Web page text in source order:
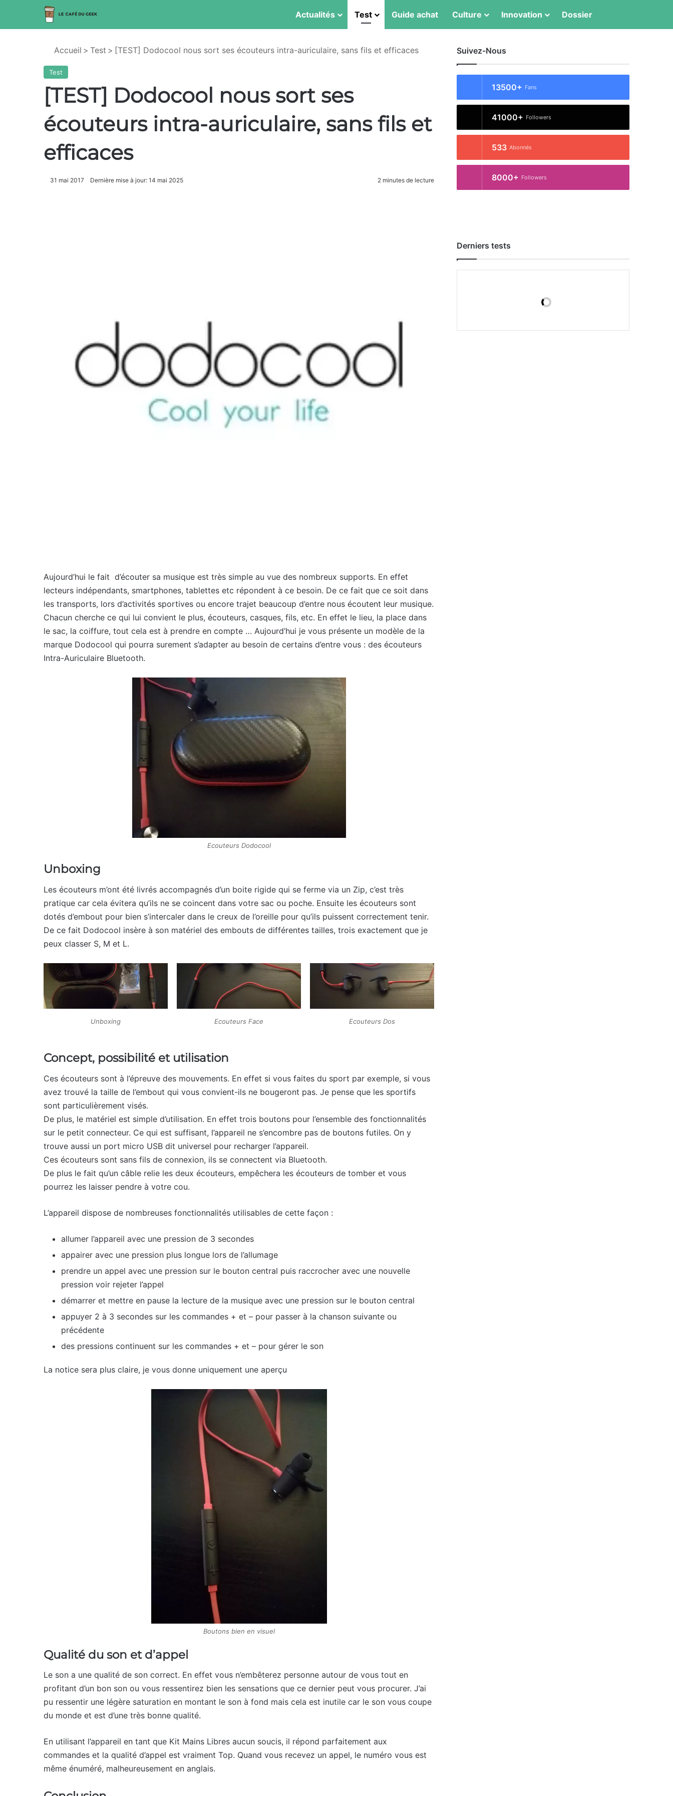
Actualités Test Guide achat Culture Innovation Dossier
Accueil > Test > [TEST] Dodocool nous sort ses écouteurs intra-auriculaire, sans fils et efficaces
Test
[TEST] Dodocool nous sort ses
écouteurs intra-auriculaire, sans fils et
efficaces
31 mai 2017 Dernière mise à jour: 14 mai 2025 2 minutes de lecture
Aujourd’hui le fait d’écouter sa musique est très simple au vue des nombreux supports. En effet
lecteurs indépendants, smartphones, tablettes etc répondent à ce besoin. De ce fait que ce soit dans
les transports, lors d’activités sportives ou encore trajet beaucoup d’entre nous écoutent leur musique.
Chacun cherche ce qui lui convient le plus, écouteurs, casques, fils, etc. En effet le lieu, la place dans
le sac, la coiffure, tout cela est à prendre en compte … Aujourd’hui je vous présente un modèle de la
marque Dodocool qui pourra surement s’adapter au besoin de certains d’entre vous : des écouteurs
Intra-Auriculaire Bluetooth.
Ecouteurs Dodocool
Unboxing
Les écouteurs m’ont été livrés accompagnés d’un boite rigide qui se ferme via un Zip, c’est très
pratique car cela évitera qu’ils ne se coincent dans votre sac ou poche. Ensuite les écouteurs sont
dotés d’embout pour bien s’intercaler dans le creux de l’oreille pour qu’ils puissent correctement tenir.
De ce fait Dodocool insère à son matériel des embouts de différentes tailles, trois exactement que je
peux classer S, M et L.
Unboxing Ecouteurs Face Ecouteurs Dos
Concept, possibilité et utilisation
Ces écouteurs sont à l’épreuve des mouvements. En effet si vous faites du sport par exemple, si vous
avez trouvé la taille de l’embout qui vous convient-ils ne bougeront pas. Je pense que les sportifs
sont particulièrement visés.
De plus, le matériel est simple d’utilisation. En effet trois boutons pour l’ensemble des fonctionnalités
sur le petit connecteur. Ce qui est suffisant, l’appareil ne s’encombre pas de boutons futiles. On y
trouve aussi un port micro USB dit universel pour recharger l’appareil.
Ces écouteurs sont sans fils de connexion, ils se connectent via Bluetooth.
De plus le fait qu’un câble relie les deux écouteurs, empêchera les écouteurs de tomber et vous
pourrez les laisser pendre à votre cou.
L’appareil dispose de nombreuses fonctionnalités utilisables de cette façon :
allumer l’appareil avec une pression de 3 secondes
appairer avec une pression plus longue lors de l’allumage
prendre un appel avec une pression sur le bouton central puis raccrocher avec une nouvelle
pression voir rejeter l’appel
démarrer et mettre en pause la lecture de la musique avec une pression sur le bouton central
appuyer 2 à 3 secondes sur les commandes + et – pour passer à la chanson suivante ou
précédente
des pressions continuent sur les commandes + et – pour gérer le son
La notice sera plus claire, je vous donne uniquement une aperçu
Boutons bien en visuel
Qualité du son et d’appel
Le son a une qualité de son correct. En effet vous n’embêterez personne autour de vous tout en
profitant d’un bon son ou vous ressentirez bien les sensations que ce dernier peut vous procurer. J’ai
pu ressentir une légère saturation en montant le son à fond mais cela est inutile car le son vous coupe
du monde et est d’une très bonne qualité.
En utilisant l’appareil en tant que Kit Mains Libres aucun soucis, il répond parfaitement aux
commandes et la qualité d’appel est vraiment Top. Quand vous recevez un appel, le numéro vous est
même énuméré, malheureusement en anglais.
Suivez-Nous
13500+ Fans
41000+ Followers
533 Abonnés
8000+ Followers
Derniers tests